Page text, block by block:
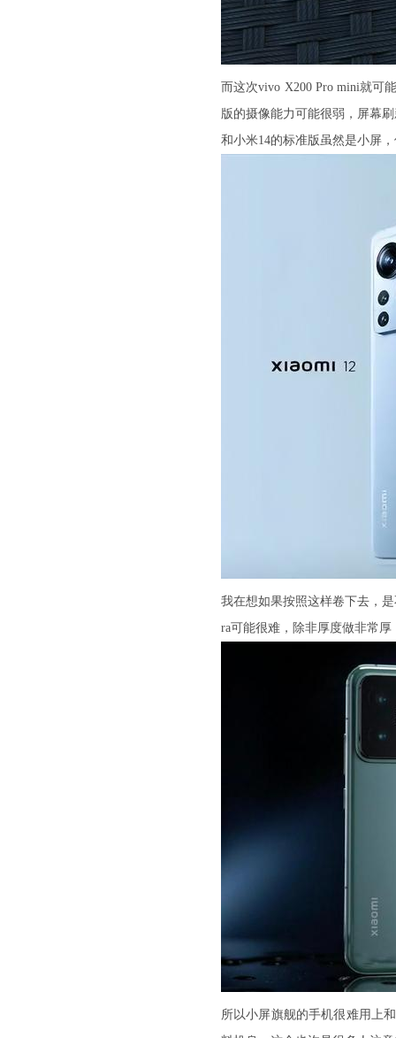
而这次vivo X200 Pro mini就可
版的摄像能力可能很弱，屏幕
和小米14的标准版虽然是小屏
我在想如果按照这样卷下去，
ra可能很难，除非厚度做非常
所以小屏旗舰的手机很难用上